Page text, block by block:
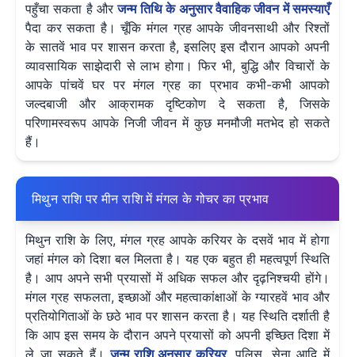
पहुँचा सकता है औरजन्म तिथि के अनुसार वैवाहिक जीवन में समस्याएँ
पैदा कर सकता है। चूँकि मंगल ग्रह आपके जीवनसाथी और रिश्तों
के सातवें भाव पर शासन करता है, इसलिए इस दौरान आपको अपनी
व्यावसायिक साझेदारी से लाभ होगा। फिर भी, बुद्धि और विचारों के
आपके पांचवें घर पर मंगल ग्रह का प्रभाव कभी-कभी आपको
जल्दबाजी और आक्रामक दृष्टिकोण दे सकता है, जिसके
परिणामस्वरूप आपके निजी जीवन में कुछ मनमौजी मतभेद हो सकते
हैं।
मिथुन राशि पर मीन राशि में मंगल के गोचर का प्रभाव
मिथुन राशि के लिए, मंगल ग्रह आपके करियर के दसवें भाव में होगा
जहां मंगल को दिशा बल मिलता है। यह एक बहुत ही महत्वपूर्ण स्थिति
है। आप अपने सभी प्रयासों में अधिक सफल और दृढ़निश्चयी होंगे।
मंगल ग्रह सफलता, इच्छाओं और महत्वाकांक्षाओं के ग्यारहवें भाव और
प्रतियोगिताओं के छठे भाव पर शासन करता है। यह स्थिति दर्शाती है
कि आप इस समय के दौरान अपने प्रयासों को अपनी इच्छित दिशा में
ले जा सकते हैं।जन्म राशि अनुसार करियर, पुलिस, सेना आदि में